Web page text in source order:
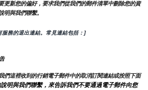
更新您的偏好，要求我們從我們的郵件清單中刪除您的資
明與我們聯繫。
務的退出連結。常見連結包括：]
們這裡收到的行銷電子郵件中的取消訂閱連結或按照下面
明與我們聯繫，來告訴我們不要通過電子郵件向您